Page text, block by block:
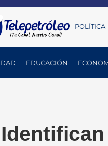
POLÍTICA
EDUCACIÓN